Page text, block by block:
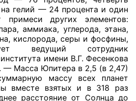
гелий — 24 процента и один
примеси других элементов:
аммиака, углерода, этана,
кислорода, серы и фосфины,
ведущий сотрудник
имени В.Г. Фесенкова
— Масса Юпитера в 2,5 (в 2,47)
массу всех планет
вместе взятых и в 318 раз
расстояние от Солнца до